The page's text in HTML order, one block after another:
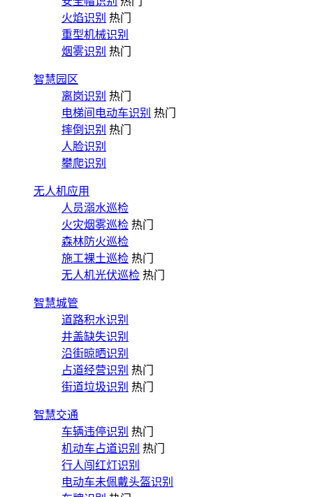
火焰识别 热门
重型机械识别
烟雾识别 热门
智慧园区
离岗识别 热门
电梯间电动车识别 热门
摔倒识别 热门
人脸识别
攀爬识别
无人机应用
人员溺水巡检
火灾烟雾巡检 热门
森林防火巡检
施工裸土巡检 热门
无人机光伏巡检 热门
智慧城管
道路积水识别
井盖缺失识别
沿街晾晒识别
占道经营识别 热门
街道垃圾识别 热门
智慧交通
车辆违停识别 热门
机动车占道识别 热门
行人闯红灯识别
电动车未佩戴头盔识别